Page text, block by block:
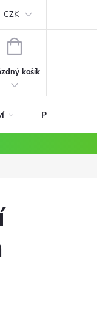
CZK
NÁKUPNÍ
košík
Podle